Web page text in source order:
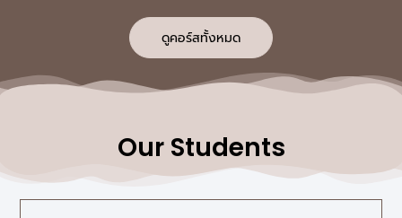
ดูคอร์สทั้งหมด
Our Students